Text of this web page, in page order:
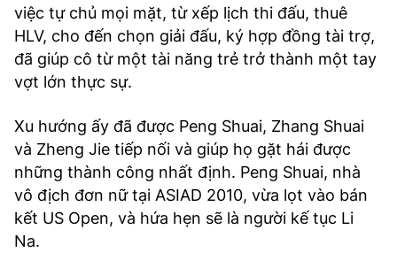
việc tự chủ mọi mặt, từ xếp lịch thi đấu, thuê
HLV, cho đến chọn giải đấu, ký hợp đồng tài trợ,
đã giúp cô từ một tài năng trẻ trở thành một tay
vợt lớn thực sự.
Xu hướng ấy đã được Peng Shuai, Zhang Shuai
và Zheng Jie tiếp nối và giúp họ gặt hái được
những thành công nhất định. Peng Shuai, nhà
vô địch đơn nữ tại ASIAD 2010, vừa lọt vào bán
kết US Open, và hứa hẹn sẽ là người kế tục Li
Na.